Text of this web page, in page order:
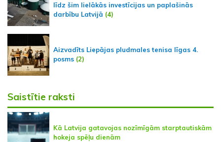
līdz šim lielākās investīcijas un paplašinās
darbību Latvijā (4)
Aizvadīts Liepājas pludmales tenisa līgas 4.
posms (2)
Saistītie raksti
Kā Latvija gatavojas nozīmīgām starptautiskām
hokeja spēļu dienām